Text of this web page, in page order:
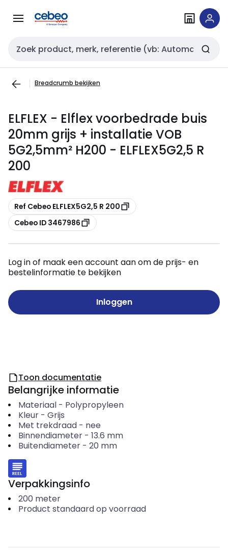
naar
naar
Zoekveld invoer
Breadcrumb bekijken
ELFLEX - Elflex voorbedrade buis
20mm grijs + installatie VOB
5G2,5mm² H200 - ELFLEX5G2,5 R
200
Kopiëren
Ref Cebeo ELFLEX5G2,5 R 200
Kopiëren
Cebeo ID 3467986
Log in of maak een account aan om de prijs- en
bestelinformatie te bekijken
Inloggen
Toon documentatie
Belangrijke informatie
Materiaal- Polypropyleen
Kleur- Grijs
Met trekdraad- nee
Binnendiameter- 13.6 mm
Buitendiameter- 20 mm
Verpakkingsinfo
200 meter
Product standaard op voorraad